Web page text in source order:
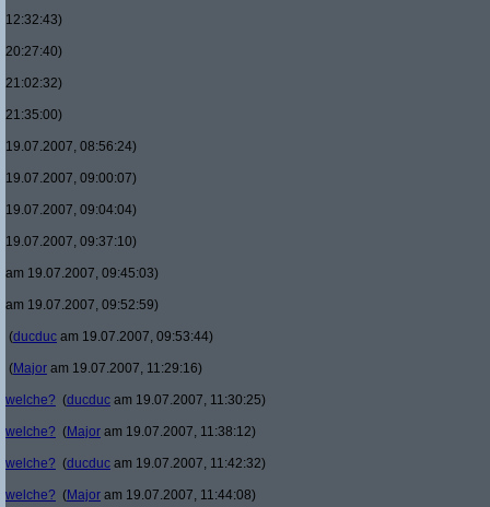
12:32:43)
20:27:40)
21:02:32)
21:35:00)
19.07.2007, 08:56:24)
19.07.2007, 09:00:07)
19.07.2007, 09:04:04)
19.07.2007, 09:37:10)
am 19.07.2007, 09:45:03)
am 19.07.2007, 09:52:59)
(ducduc am 19.07.2007, 09:53:44)
(Major am 19.07.2007, 11:29:16)
welche? (ducduc am 19.07.2007, 11:30:25)
welche? (Major am 19.07.2007, 11:38:12)
welche? (ducduc am 19.07.2007, 11:42:32)
welche? (Major am 19.07.2007, 11:44:08)